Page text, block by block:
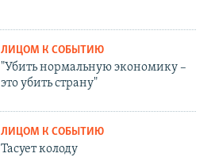
ЛИЦОМ К СОБЫТИЮ
"Убить нормальную экономику –
это убить страну"
ЛИЦОМ К СОБЫТИЮ
Тасует колоду